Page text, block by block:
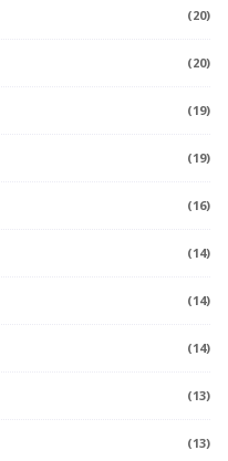
(20)
(20)
(19)
(19)
(16)
(14)
(14)
(14)
(13)
(13)